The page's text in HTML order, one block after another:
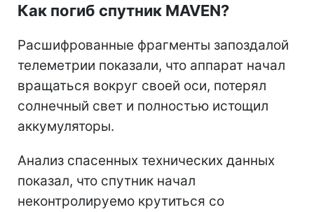
Как погиб спутник MAVEN?
Расшифрованные фрагменты запоздалой
телеметрии показали, что аппарат начал
вращаться вокруг своей оси, потерял
солнечный свет и полностью истощил
аккумуляторы.
Анализ спасенных технических данных
показал, что спутник начал
неконтролируемо крутиться со